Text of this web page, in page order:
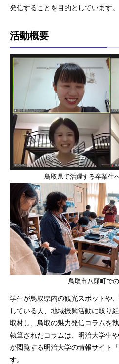
発信することを目的としています。
活動概要
鳥取県で活躍する卒業生
鳥取市八頭町で
学生が鳥取県内の観光スポットや
している人、地域振興活動に取り
取材し、鳥取の魅力発信コラムを執
執筆されたコラムは、明治大学生
が閲覧する明治大学の情報サイト
す。